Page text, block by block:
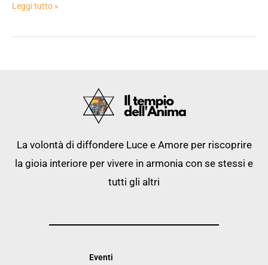
Leggi tutto »
La volontà di diffondere Luce e Amore per riscoprire
la gioia interiore per vivere in armonia con se stessi e
tutti gli altri
Eventi